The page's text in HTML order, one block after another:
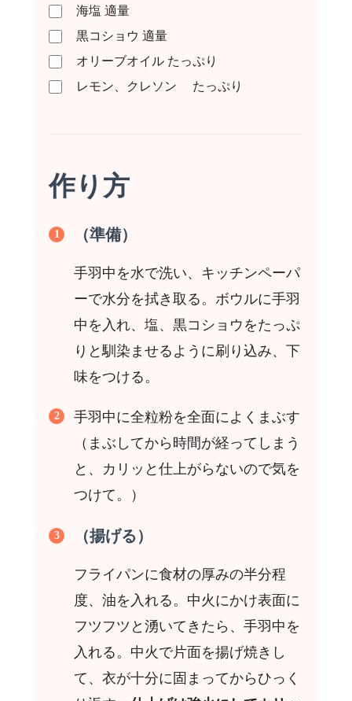
海塩 適量
黒コショウ 適量
オリーブオイル たっぷり
レモン、クレソン たっぷり
作り方
（準備）
手羽中を水で洗い、キッチンペーパ
ーで水分を拭き取る。ボウルに手羽
中を入れ、塩、黒コショウをたっぷ
りと馴染ませるように刷り込み、下
味をつける。
手羽中に全粒粉を全面によくまぶす
（まぶしてから時間が経ってしまう
と、カリッと仕上がらないので気を
つけて。）
（揚げる）
フライパンに食材の厚みの半分程
度、油を入れる。中火にかけ表面に
フツフツと湧いてきたら、手羽中を
入れる。中火で片面を揚げ焼きし
て、衣が十分に固まってからひっく